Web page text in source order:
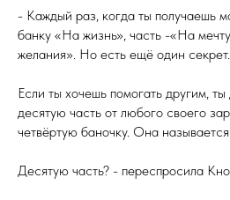
- Каждый раз, когда ты получаешь
банку «На жизнь», часть -«На
желания». Но есть ещё один секрет.
Если ты хочешь помогать другим,
десятую часть от любого своего
четвёртую баночку. Она
Десятую часть? - переспросила